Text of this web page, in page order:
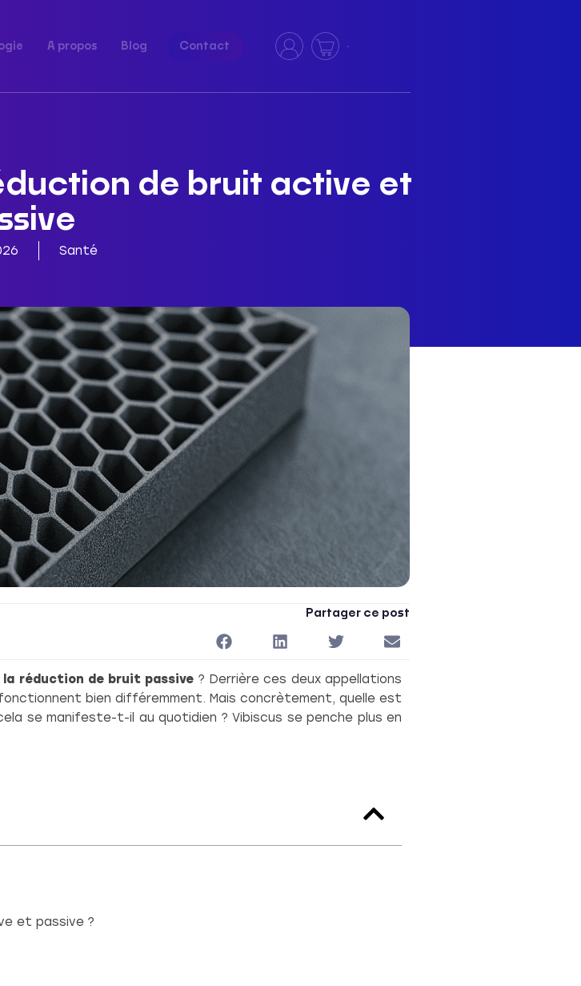
A propos Blog Contact
de bruit active et
Santé
Partager ce post
réduction de bruit passive ? Derrière ces deux appellations
bien différemment. Mais concrètement, quelle est
se manifeste-t-il au quotidien ? Vibiscus se penche plus en
et passive ?